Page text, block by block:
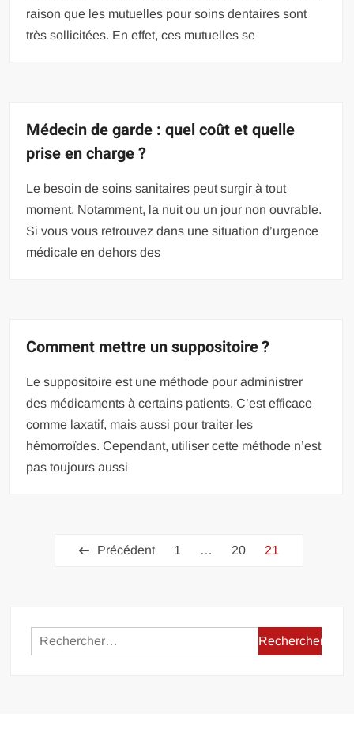
raison que les mutuelles pour soins dentaires sont
très sollicitées. En effet, ces mutuelles se
Médecin de garde : quel coût et quelle
prise en charge ?
Le besoin de soins sanitaires peut surgir à tout
moment. Notamment, la nuit ou un jour non ouvrable.
Si vous vous retrouvez dans une situation d’urgence
médicale en dehors des
Comment mettre un suppositoire ?
Le suppositoire est une méthode pour administrer
des médicaments à certains patients. C’est efficace
comme laxatif, mais aussi pour traiter les
hémorroïdes. Cependant, utiliser cette méthode n’est
pas toujours aussi
PaginationPrécédent 1 … 20 21
Rechercher :